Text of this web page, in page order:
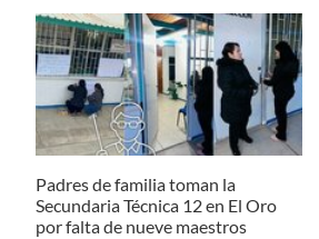
Padres de familia toman la
Secundaria Técnica 12 en El Oro
por falta de nueve maestros